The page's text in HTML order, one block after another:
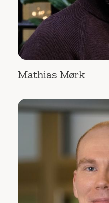
Mathias Mørk